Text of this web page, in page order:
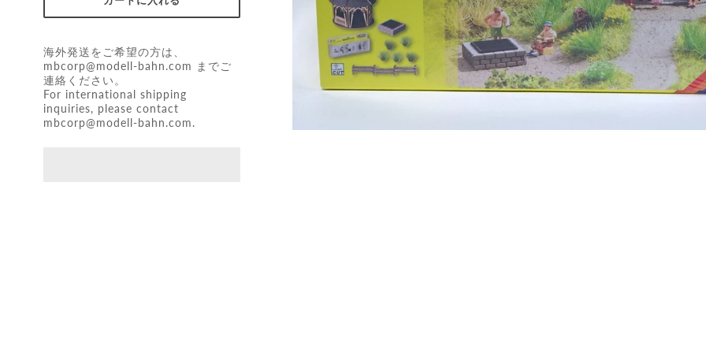
海外発送をご希望の方は、
mbcorp@modell-bahn.com
までご
連絡ください。
For international shipping
inquiries, please contact
mbcorp@modell-bahn.com.